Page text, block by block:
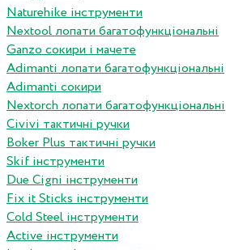
Naturehike інструменти
Nextool лопати багатофункціональні
Ganzo сокири і мачете
Adimanti лопати багатофункціональні
Adimanti сокири
Nextorch лопати багатофункціональні
Сivivi тактичні ручки
Boker Plus тактичні ручки
Skif інструменти
Due Cigni інструменти
Fix it Sticks інструменти
Сold Steel інструменти
Active інструменти